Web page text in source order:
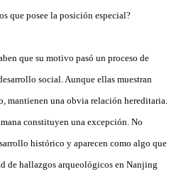
que posee la posición especial?
que su motivo pasó un proceso de
social. Aunque ellas muestran
mantienen una obvia relación hereditaria.
constituyen una excepción. No
histórico y aparecen como algo que
de hallazgos arqueológicos en Nanjing